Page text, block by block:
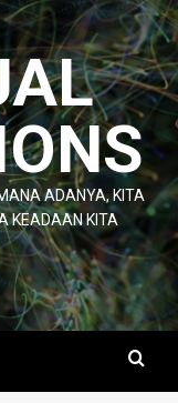
ADANYA, KITA
KEADAAN KITA